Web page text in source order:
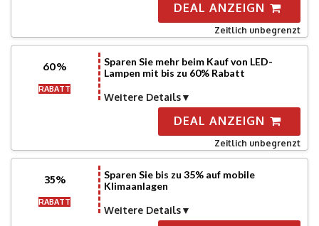
DEAL ANZEIGN
Zeitlich unbegrenzt
60%
RABATT
Sparen Sie mehr beim Kauf von LED-
Lampen mit bis zu 60% Rabatt
Weitere Details
DEAL ANZEIGN
Zeitlich unbegrenzt
35%
RABATT
Sparen Sie bis zu 35% auf mobile
Klimaanlagen
Weitere Details